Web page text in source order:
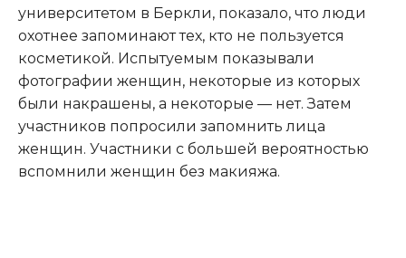
университетом в Беркли, показало, что люди
охотнее запоминают тех, кто не пользуется
косметикой. Испытуемым показывали
фотографии женщин, некоторые из которых
были накрашены, а некоторые — нет. Затем
участников попросили запомнить лица
женщин. Участники с большей вероятностью
вспомнили женщин без макияжа.